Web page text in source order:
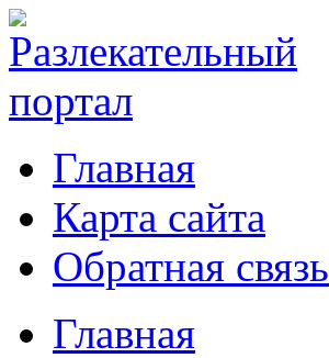
Главная
Карта сайта
Обратная связь
Главная